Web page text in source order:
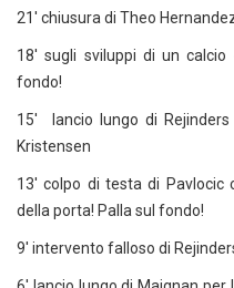
21' chiusura di Theo
18' sugli sviluppi di un calcio
fondo!
15' lancio lungo di
Kristensen
13' colpo di testa di Pavlocic
della porta! Palla sul fondo!
9' intervento falloso di